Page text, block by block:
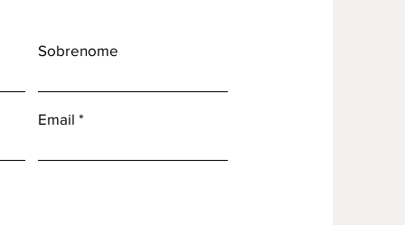
Sobrenome
Email